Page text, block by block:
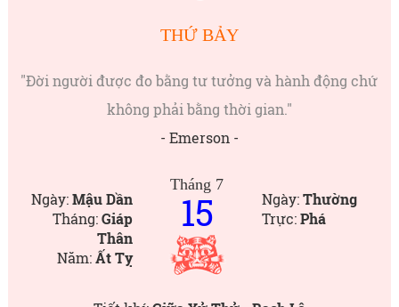
THỨ BẢY
"Đời người được đo bằng tư tưởng và hành động chứ
không phải bằng thời gian."
- Emerson -
Ngày:Mậu Dần
Tháng:Giáp
Thân
Năm:Ất Tỵ
Tháng 7
15 Ngày:Thường
Trực:Phá